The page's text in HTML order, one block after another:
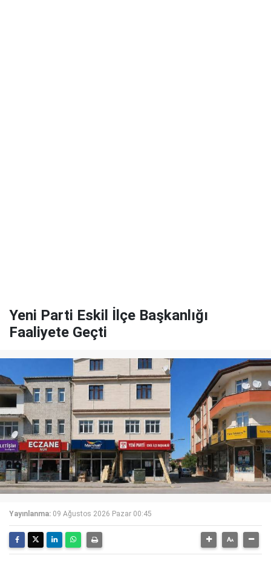
Yeni Parti Eskil İlçe Başkanlığı
Faaliyete Geçti
Yayınlanma: 09 Ağustos 2026 Pazar 00:45